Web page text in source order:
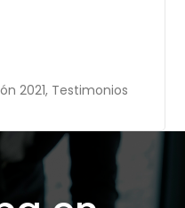
2021, Testimonios